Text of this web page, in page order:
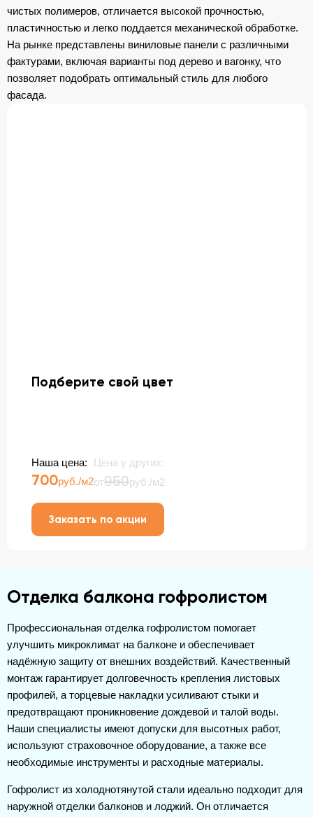
чистых полимеров, отличается высокой прочностью,
пластичностью и легко поддается механической обработке.
На рынке представлены виниловые панели с различными
фактурами, включая варианты под дерево и вагонку, что
позволяет подобрать оптимальный стиль для любого
фасада.
Подберите свой цвет
Наша цена:
700руб./м2
Цена у других:
от950руб./м2
Заказать по акции
Отделка балкона гофролистом
Профессиональная отделка гофролистом помогает
улучшить микроклимат на балконе и обеспечивает
надёжную защиту от внешних воздействий. Качественный
монтаж гарантирует долговечность крепления листовых
профилей, а торцевые накладки усиливают стыки и
предотвращают проникновение дождевой и талой воды.
Наши специалисты имеют допуски для высотных работ,
используют страховочное оборудование, а также все
необходимые инструменты и расходные материалы.
Гофролист из холоднотянутой стали идеально подходит для
наружной отделки балконов и лоджий. Он отличается